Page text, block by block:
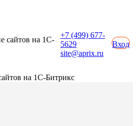
сайтов на 1С-
+7 (499) 677-
5629
site@aprix.ru
Вход
на 1С-Битрикс